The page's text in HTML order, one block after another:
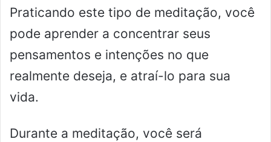
Praticando este tipo de meditação, você
pode aprender a concentrar seus
pensamentos e intenções no que
realmente deseja, e atraí-lo para sua
vida.
Durante a meditação, você será